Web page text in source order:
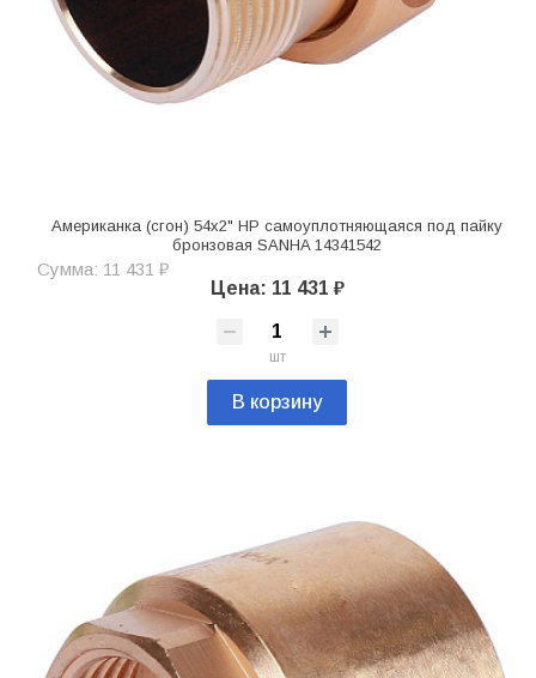
Американка (сгон) 54x2" НР самоуплотняющаяся под пайку
бронзовая SANHA 14341542
Сумма: 11 431 ₽
Цена: 11 431 ₽
шт
В корзину